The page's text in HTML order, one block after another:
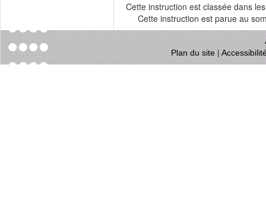
Cette instruction est classée dans
Cette instruction est parue au
Plan du site|